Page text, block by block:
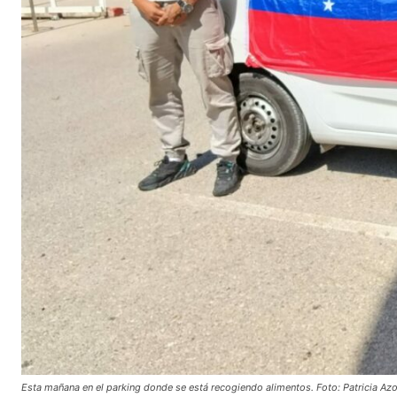
Esta mañana en el parking donde se está recogiendo alimentos. Foto: Patricia